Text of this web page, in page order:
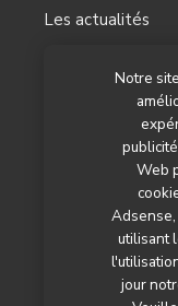
Notre
Web
Adsense,
utilisant
jour
Les actualités
Nos autres titres
Qui sommes-nous ?